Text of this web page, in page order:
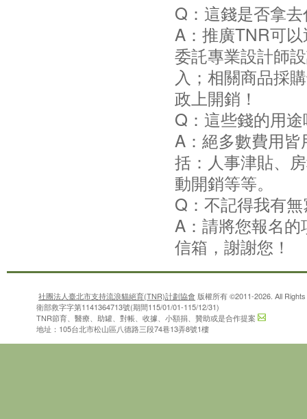
Q：這錢是否拿
A：推廣TNR可
委託專業設計師
入；相關商品採
政上開銷！
Q：這些錢的用
A：絕多數費用
括：人事津貼、
動開銷等等。
Q：不記得我有
A：請將您報名
信箱，謝謝您！
社團法人臺北市支持流浪貓絕育(TNR)計劃協會 版權所有 ©2011-2026. All
衛部救字字第1141364713號(期間115/01/01-115/12/31)
TNR節育、醫療、助罐、對帳、收據、小額捐、贊助或是合作提案
地址：105台北市松山區八德路三段74巷13弄8號1樓